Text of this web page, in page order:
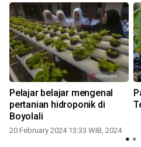
Pelajar belajar mengenal
pertanian hidroponik di
Boyolali
20 February 2024 13:33 WIB, 2024